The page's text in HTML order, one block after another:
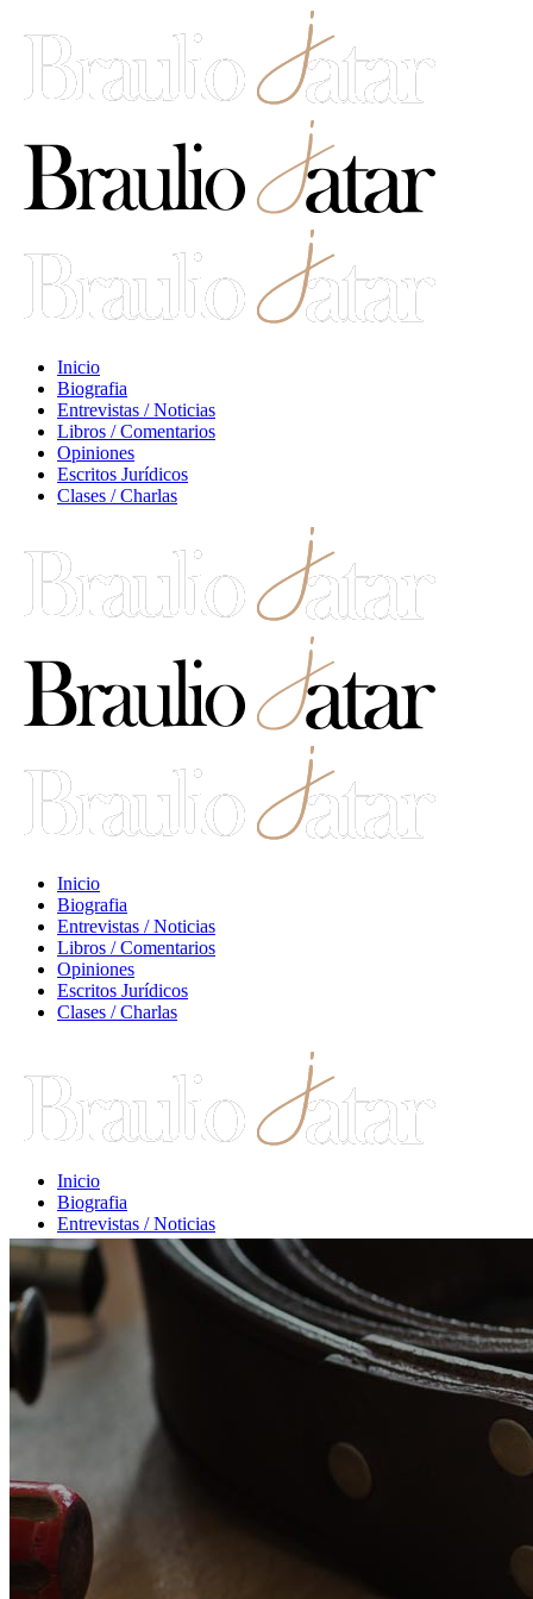
Inicio
Biografia
Entrevistas / Noticias
Libros / Comentarios
Opiniones
Escritos Jurídicos
Clases / Charlas
Inicio
Biografia
Entrevistas / Noticias
Libros / Comentarios
Opiniones
Escritos Jurídicos
Clases / Charlas
Inicio
Biografia
Entrevistas / Noticias
Libros / Comentarios
Opiniones
Escritos Jurídicos
Clases / Charlas